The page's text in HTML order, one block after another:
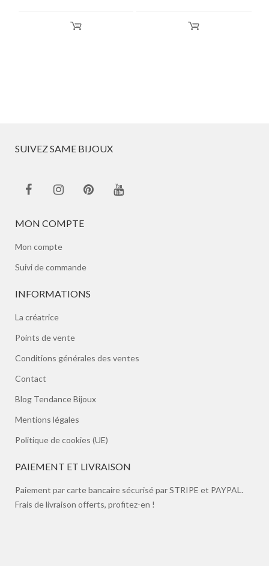
SUIVEZ SAME BIJOUX
MON COMPTE
Mon compte
Suivi de commande
INFORMATIONS
La créatrice
Points de vente
Conditions générales des ventes
Contact
Blog Tendance Bijoux
Mentions légales
Politique de cookies (UE)
PAIEMENT ET LIVRAISON
Paiement par carte bancaire sécurisé par STRIPE et PAYPAL.
Frais de livraison offerts, profitez-en !